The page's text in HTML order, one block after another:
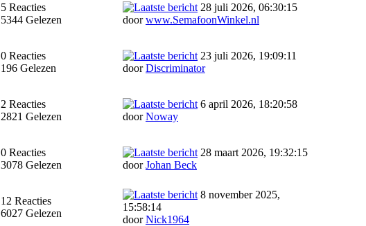
5 Reacties
5344 Gelezen
28 juli 2026, 06:30:15
doorwww.SemafoonWinkel.nl
0 Reacties
196 Gelezen
23 juli 2026, 19:09:11
doorDiscriminator
2 Reacties
2821 Gelezen
6 april 2026, 18:20:58
doorNoway
0 Reacties
3078 Gelezen
28 maart 2026, 19:32:15
doorJohan Beck
12 Reacties
6027 Gelezen
8 november 2025,
15:58:14
doorNick1964